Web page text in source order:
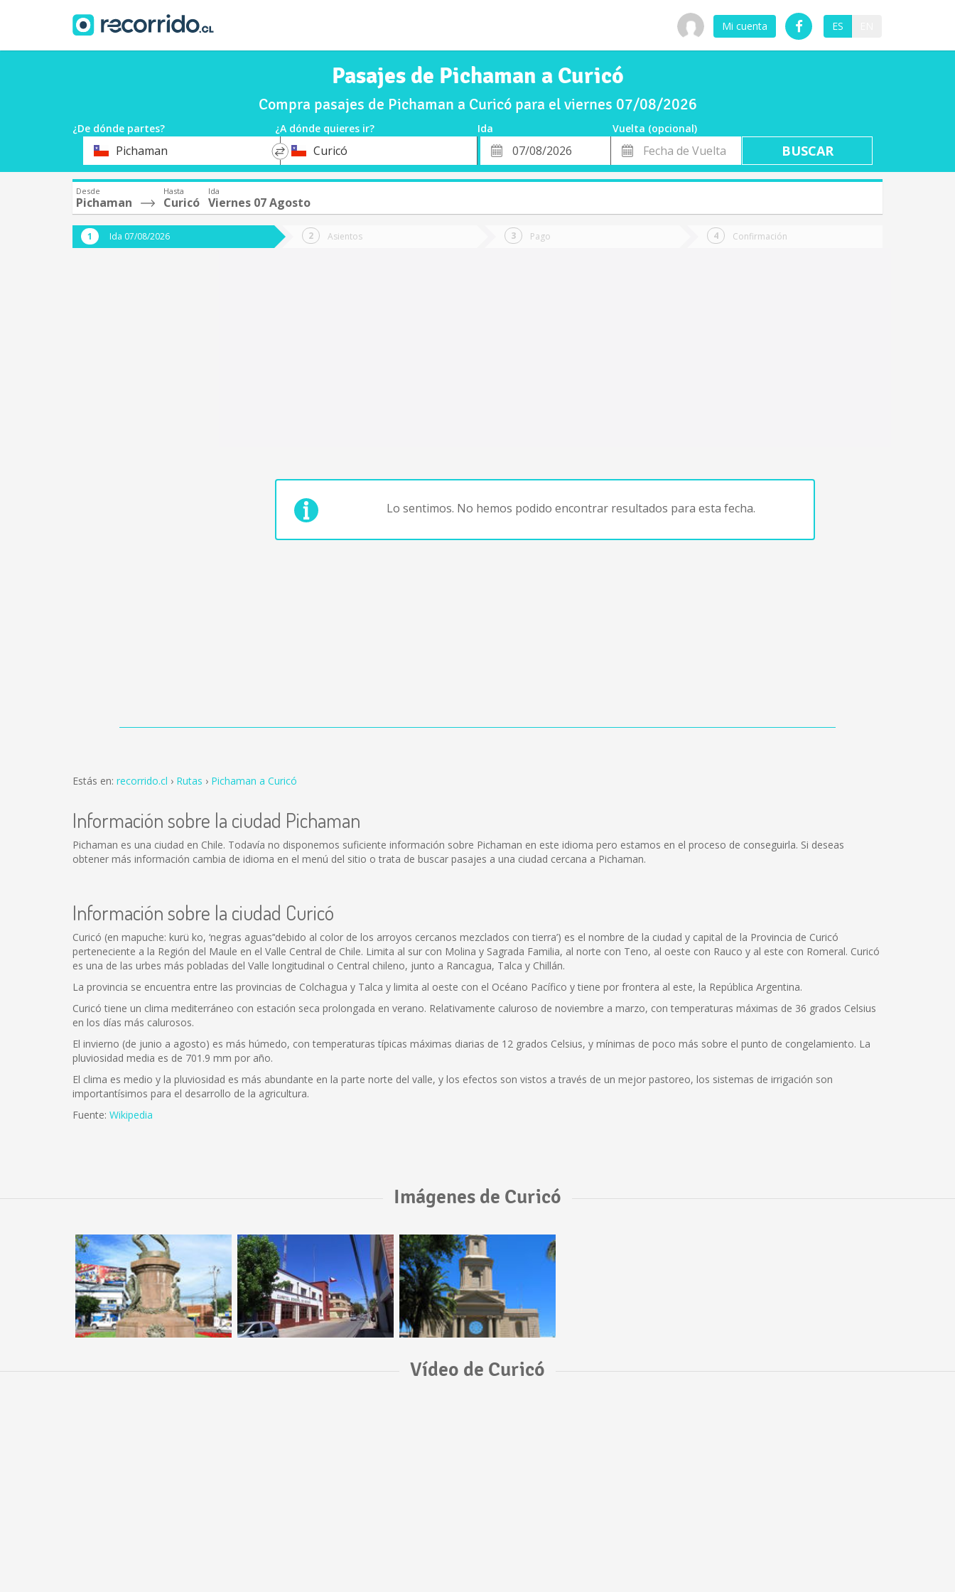
Mi cuenta ES
Pasajes de Pichaman a Curicó
Compra pasajes de Pichaman a Curicó para el viernes 07/08/2026
¿De dónde partes? ¿A dónde quieres ir? Ida
Vuelta (opcional)
OrigenPichaman
*
DestinoCuricó
Fecha
de
Fecha
de
Vuelta
Desde
Pichaman
Hasta
Curicó
Ida
Viernes 07 Agosto
Ida 07/08/2026 Asientos Pago Confirmación
Lo sentimos. No hemos podido encontrar resultados para esta fecha.
Estás en: recorrido.cl Rutas Pichaman a Curicó
Información sobre la ciudad Pichaman
Pichaman es una ciudad en Chile. Todavía no disponemos suficiente información sobre Pichaman en este idioma pero estamos en el proceso de conseguirla. Si deseas
obtener más información cambia de idioma en el menú del sitio o trata de buscar pasajes a una ciudad cercana a Pichaman.
Información sobre la ciudad Curicó
Curicó (en mapuche: kurü ko, ‘negras aguas’‘debido al color de los arroyos cercanos mezclados con tierra’) es el nombre de la ciudad y capital de la Provincia de Curicó
perteneciente a la Región del Maule en el Valle Central de Chile. Limita al sur con Molina y Sagrada Familia, al norte con Teno, al oeste con Rauco y al este con Romeral. Curicó
es una de las urbes más pobladas del Valle longitudinal o Central chileno, junto a Rancagua, Talca y Chillán.
La provincia se encuentra entre las provincias de Colchagua y Talca y limita al oeste con el Océano Pacífico y tiene por frontera al este, la República Argentina.
Curicó tiene un clima mediterráneo con estación seca prolongada en verano. Relativamente caluroso de noviembre a marzo, con temperaturas máximas de 36 grados Celsius
en los días más calurosos.
El invierno (de junio a agosto) es más húmedo, con temperaturas típicas máximas diarias de 12 grados Celsius, y mínimas de poco más sobre el punto de congelamiento. La
pluviosidad media es de 701.9 mm por año.
El clima es medio y la pluviosidad es más abundante en la parte norte del valle, y los efectos son vistos a través de un mejor pastoreo, los sistemas de irrigación son
importantísimos para el desarrollo de la agricultura.
Fuente: Wikipedia
Imágenes de Curicó
Vídeo de Curicó